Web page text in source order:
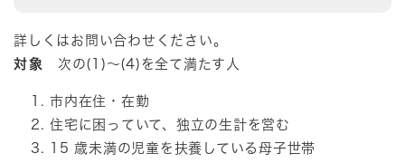
詳しくはお問い合わせください。
対象
次の(1)～(4)を全て満たす人
市内在住・在勤
住宅に困っていて、独立の生計を営む
15 歳未満の児童を扶養している母子世帯